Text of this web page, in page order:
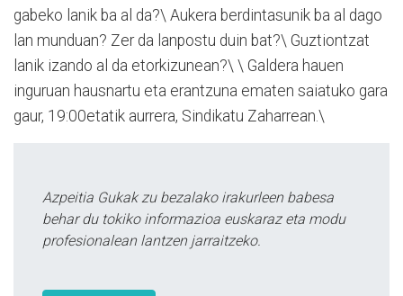
gabeko lanik ba al da?\ Aukera berdintasunik ba al dago
lan munduan? Zer da lanpostu duin bat?\ Guztiontzat
lanik izando al da etorkizunean?\ \ Galdera hauen
inguruan hausnartu eta erantzuna ematen saiatuko gara
gaur, 19:00etatik aurrera, Sindikatu Zaharrean.\
Azpeitia Gukak zu bezalako irakurleen babesa
behar du tokiko informazioa euskaraz eta modu
profesionalean lantzen jarraitzeko.